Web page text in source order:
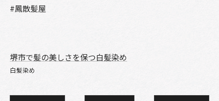
#鳳散髪屋
堺市で髪の美しさを保つ白髪染め
白髪染め